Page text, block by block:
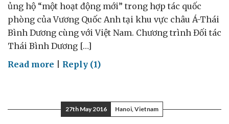
ủng hộ “một hoạt động mới” trong hợp tác quốc
phòng của Vương Quốc Anh tại khu vực châu Á-Thái
Bình Dương cùng với Việt Nam. Chương trình Đối tác
Thái Bình Dương […]
Read more on
hợp
tác
Reply (1)
27th May 2016 Hanoi, Vietnam